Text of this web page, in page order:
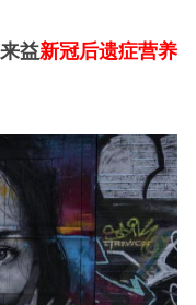
益新冠后遗症营养